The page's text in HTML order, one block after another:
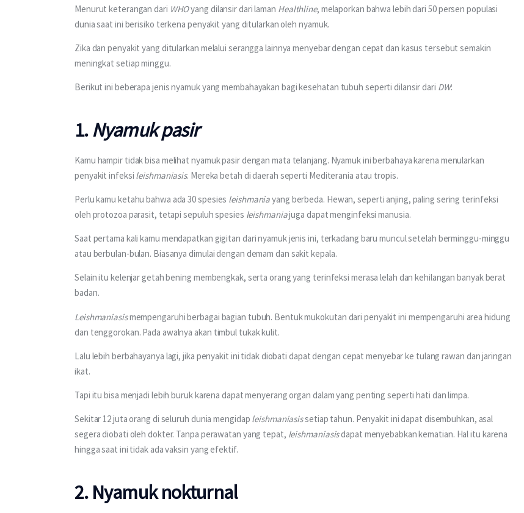
Menurut keterangan dari WHO yang dilansir dari laman Healthline, melaporkan bahwa lebih dari 50 persen populasi
dunia saat ini berisiko terkena penyakit yang ditularkan oleh nyamuk.
Zika dan penyakit yang ditularkan melalui serangga lainnya menyebar dengan cepat dan kasus tersebut semakin
meningkat setiap minggu.
Berikut ini beberapa jenis nyamuk yang membahayakan bagi kesehatan tubuh seperti dilansir dari DW:
1.Nyamuk pasir
Kamu hampir tidak bisa melihat nyamuk pasir dengan mata telanjang. Nyamuk ini berbahaya karena menularkan
penyakit infeksi leishmaniasis. Mereka betah di daerah seperti Mediterania atau tropis.
Perlu kamu ketahu bahwa ada 30 spesies leishmania yang berbeda. Hewan, seperti anjing, paling sering terinfeksi
oleh protozoa parasit, tetapi sepuluh spesies leishmania juga dapat menginfeksi manusia.
Saat pertama kali kamu mendapatkan gigitan dari nyamuk jenis ini, terkadang baru muncul setelah berminggu-minggu
atau berbulan-bulan. Biasanya dimulai dengan demam dan sakit kepala.
Selain itu kelenjar getah bening membengkak, serta orang yang terinfeksi merasa lelah dan kehilangan banyak berat
badan.
Leishmaniasis mempengaruhi berbagai bagian tubuh. Bentuk mukokutan dari penyakit ini mempengaruhi area hidung
dan tenggorokan. Pada awalnya akan timbul tukak kulit.
Lalu lebih berbahayanya lagi, jika penyakit ini tidak diobati dapat dengan cepat menyebar ke tulang rawan dan jaringan
ikat.
Tapi itu bisa menjadi lebih buruk karena dapat menyerang organ dalam yang penting seperti hati dan limpa.
Sekitar 12 juta orang di seluruh dunia mengidap leishmaniasis setiap tahun. Penyakit ini dapat disembuhkan, asal
segera diobati oleh dokter. Tanpa perawatan yang tepat, leishmaniasis dapat menyebabkan kematian. Hal itu karena
hingga saat ini tidak ada vaksin yang efektif.
2. Nyamuk nokturnal